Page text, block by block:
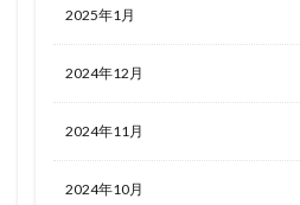
2025年1月
2024年12月
2024年11月
2024年10月